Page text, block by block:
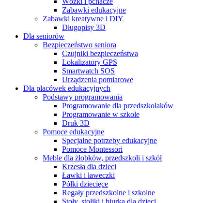
Zabawki edukacyjne
Zabawki kreatywne i DIY
Długopisy 3D
Dla seniorów
Bezpieczeństwo seniora
Czujniki bezpieczeństwa
Lokalizatory GPS
Smartwatch SOS
Urządzenia pomiarowe
Dla placówek edukacyjnych
Podstawy programowania
Programowanie dla przedszkolaków
Programowanie w szkole
Druk 3D
Pomoce edukacyjne
Specjalne potrzeby edukacyjne
Pomoce Montessori
Meble dla żłobków, przedszkoli i szkół
Krzesła dla dzieci
Ławki i ławeczki
Półki dziecięce
Regały przedszkolne i szkolne
Stoły, stoliki i biurka dla dzieci